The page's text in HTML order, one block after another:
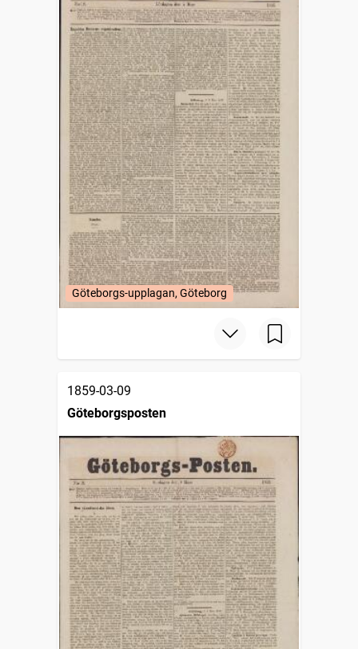
Göteborgs-upplagan, Göteborg
1859-03-09
Göteborgsposten